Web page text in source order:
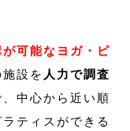
可能なヨガ・ピ
設を 人力で調査
中心から近い順
ティスができる